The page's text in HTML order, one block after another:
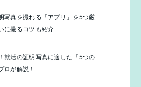
写真を撮れる「アプリ」を5つ厳
に撮るコツも紹介
就活の証明写真に適した「5つの
ロが解説！